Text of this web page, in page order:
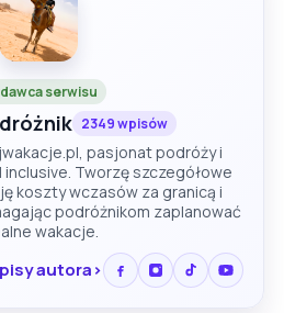
serwisu
2349 wpisów
pasjonat podróży i
Tworzę szczegółowe
koszty wczasów za granicą i
podróżnikom zaplanować
wakacje.
autora